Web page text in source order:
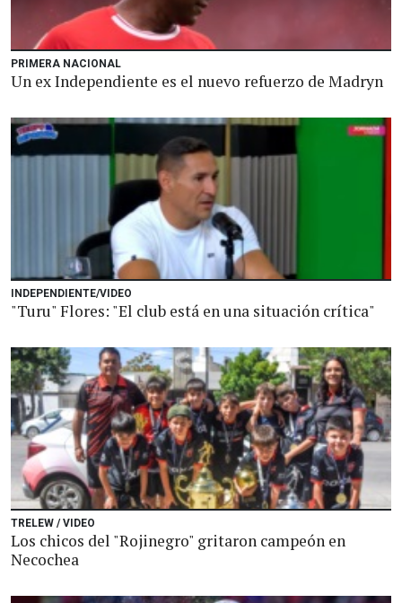
PRIMERA NACIONAL
Un ex Independiente es el nuevo refuerzo de Madryn
INDEPENDIENTE/VIDEO
"Turu" Flores: "El club está en una situación crítica"
TRELEW / VIDEO
Los chicos del "Rojinegro" gritaron campeón en
Necochea